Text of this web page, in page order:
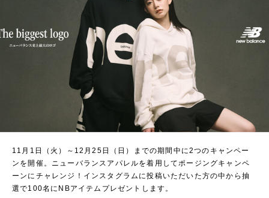
11月1日（火）～12月25日（日）までの期間中に2つのキャンペー
ンを開催。ニューバランスアパレルを着用してポージングキャンペ
ーンにチャレンジ！インスタグラムに投稿いただいた方の中から抽
選で100名にNBアイテムプレゼントします。